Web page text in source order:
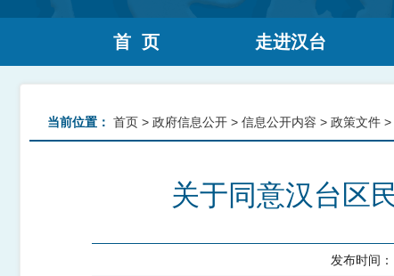
首 页 走进汉台
当前位置： 首页 > 政府信息公开 > 信息公开内容 > 政策文件 >
关于同意汉台区
发布时间：